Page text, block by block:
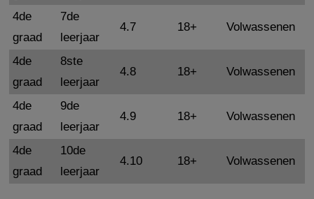
4de
graad
7de
leerjaar
4.7 18+ Volwassenen
4de
graad
8ste
leerjaar
4.8 18+ Volwassenen
4de
graad
9de
leerjaar
4.9 18+ Volwassenen
4de
graad
10de
leerjaar
4.10 18+ Volwassenen